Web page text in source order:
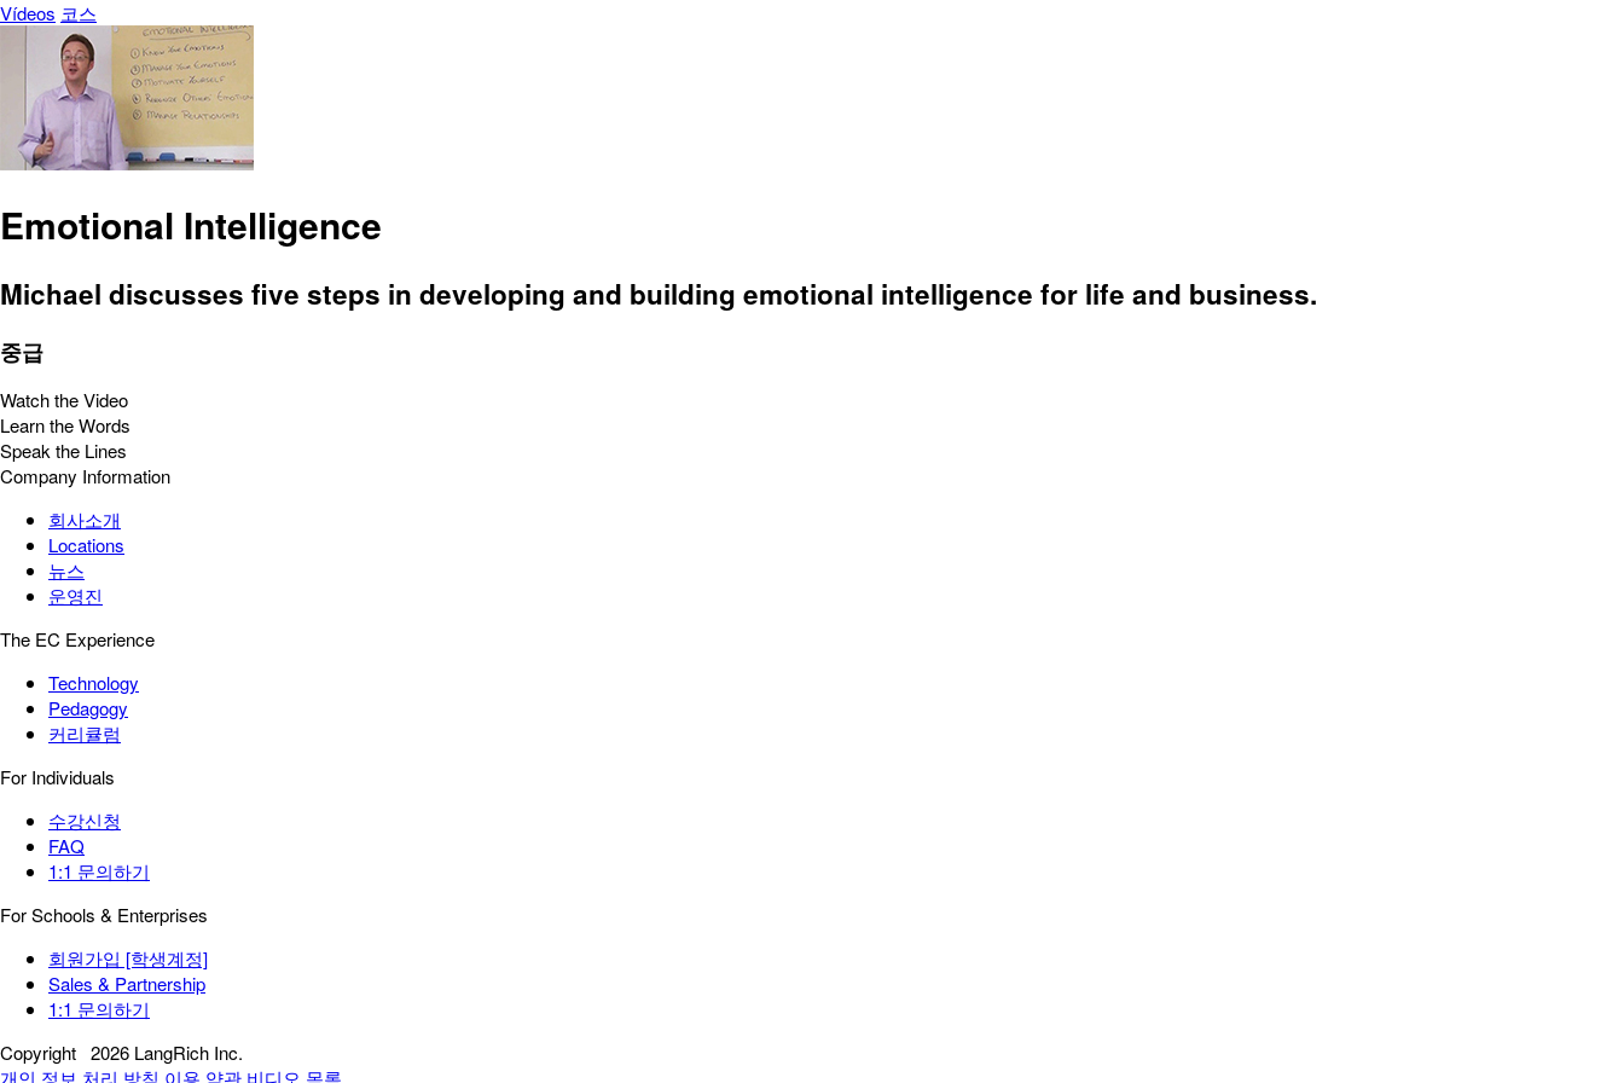
Vídeos 코스
Emotional Intelligence
Michael discusses five steps in developing and building emotional intelligence for life and business.
중급
Watch the Video
Learn the Words
Speak the Lines
Company Information
회사소개
Locations
뉴스
운영진
The EC Experience
Technology
Pedagogy
커리큘럼
For Individuals
수강신청
FAQ
1:1 문의하기
For Schools & Enterprises
회원가입 [학생계정]
Sales & Partnership
1:1 문의하기
Copyright 2026 LangRich Inc.